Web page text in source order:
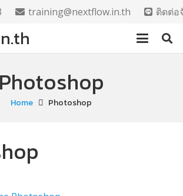
training@nextflow.in.th ติดต่อ
Photoshop
Home Photoshop